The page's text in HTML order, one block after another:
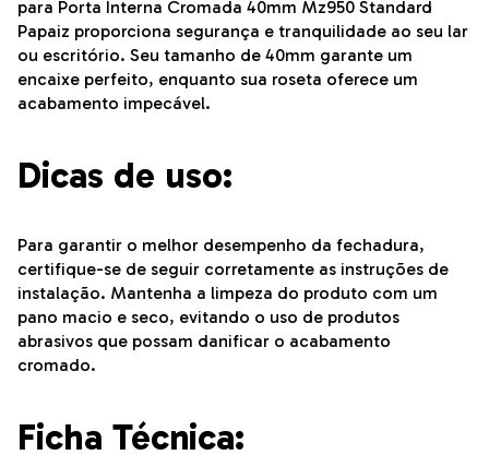
para Porta Interna Cromada 40mm Mz950 Standard
Papaiz proporciona segurança e tranquilidade ao seu lar
ou escritório. Seu tamanho de 40mm garante um
encaixe perfeito, enquanto sua roseta oferece um
acabamento impecável.
Dicas de uso:
Para garantir o melhor desempenho da fechadura,
certifique-se de seguir corretamente as instruções de
instalação. Mantenha a limpeza do produto com um
pano macio e seco, evitando o uso de produtos
abrasivos que possam danificar o acabamento
cromado.
Ficha Técnica: